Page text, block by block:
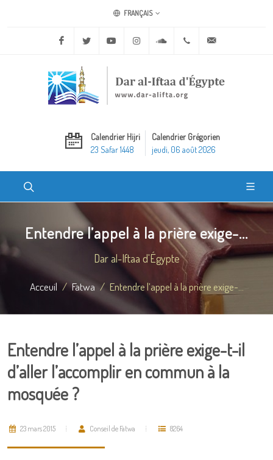
FRANÇAIS
Facebook Twitter Youtube Instagram Soundcloud+20 2 25970400
Calendrier Hijri
23 Safar 1448
Calendrier Grégorien
jeudi, 06 août 2026
Entendre l’appel à la prière exige-...
Dar al-Iftaa d'Égypte
Acceuil Fatwa Entendre l’appel à la prière exige-...
Entendre l’appel à la prière exige-t-il
d’aller l’accomplir en commun à la
mosquée ?
23 mars 2015 Conseil de Fatwa 8264